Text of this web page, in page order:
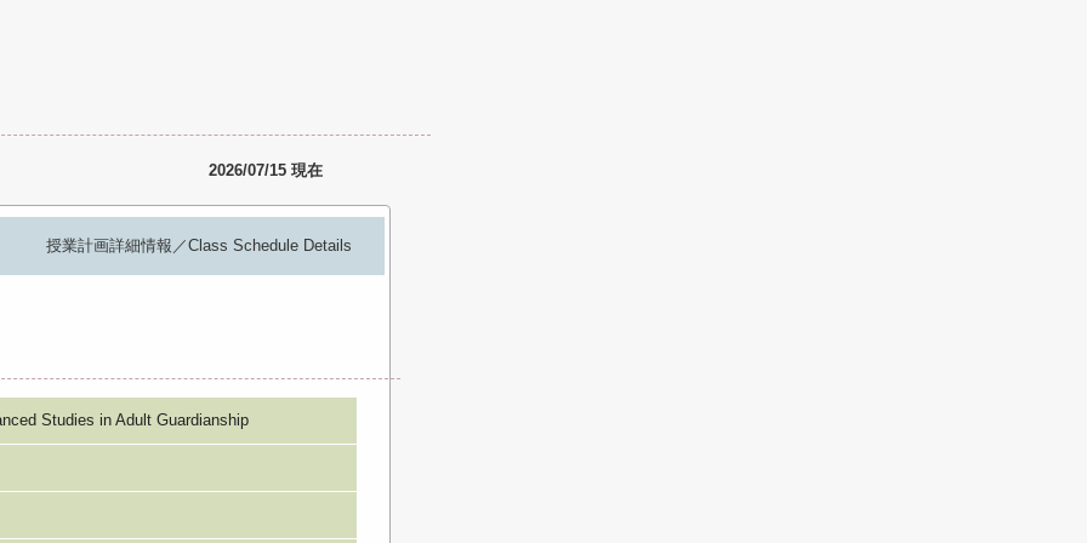
2026/07/15 現在
授業計画詳細情報／Class Schedule Details
Studies in Adult Guardianship